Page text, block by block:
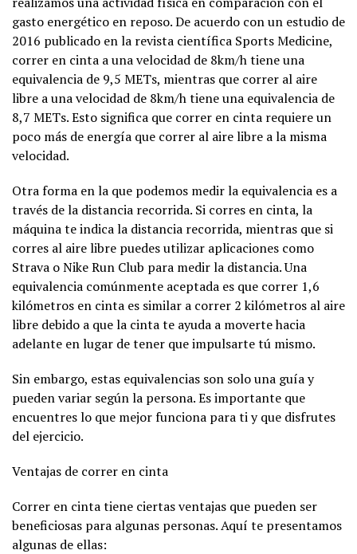
gasto energético en reposo. De acuerdo con un estudio de
2016 publicado en la revista científica Sports Medicine,
correr en cinta a una velocidad de 8km/h tiene una
equivalencia de 9,5 METs, mientras que correr al aire
libre a una velocidad de 8km/h tiene una equivalencia de
8,7 METs. Esto significa que correr en cinta requiere un
poco más de energía que correr al aire libre a la misma
velocidad.
Otra forma en la que podemos medir la equivalencia es a
través de la distancia recorrida. Si corres en cinta, la
máquina te indica la distancia recorrida, mientras que si
corres al aire libre puedes utilizar aplicaciones como
Strava o Nike Run Club para medir la distancia. Una
equivalencia comúnmente aceptada es que correr 1,6
kilómetros en cinta es similar a correr 2 kilómetros al aire
libre debido a que la cinta te ayuda a moverte hacia
adelante en lugar de tener que impulsarte tú mismo.
Sin embargo, estas equivalencias son solo una guía y
pueden variar según la persona. Es importante que
encuentres lo que mejor funciona para ti y que disfrutes
del ejercicio.
Ventajas de correr en cinta
Correr en cinta tiene ciertas ventajas que pueden ser
beneficiosas para algunas personas. Aquí te presentamos
algunas de ellas: